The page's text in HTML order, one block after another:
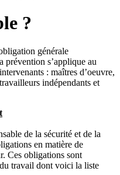
?
générale
prévention s’applique au
: maîtres d’oeuvre,
indépendants et
de la sécurité et de la
en matière de
Ces obligations sont
travail dont voici la liste